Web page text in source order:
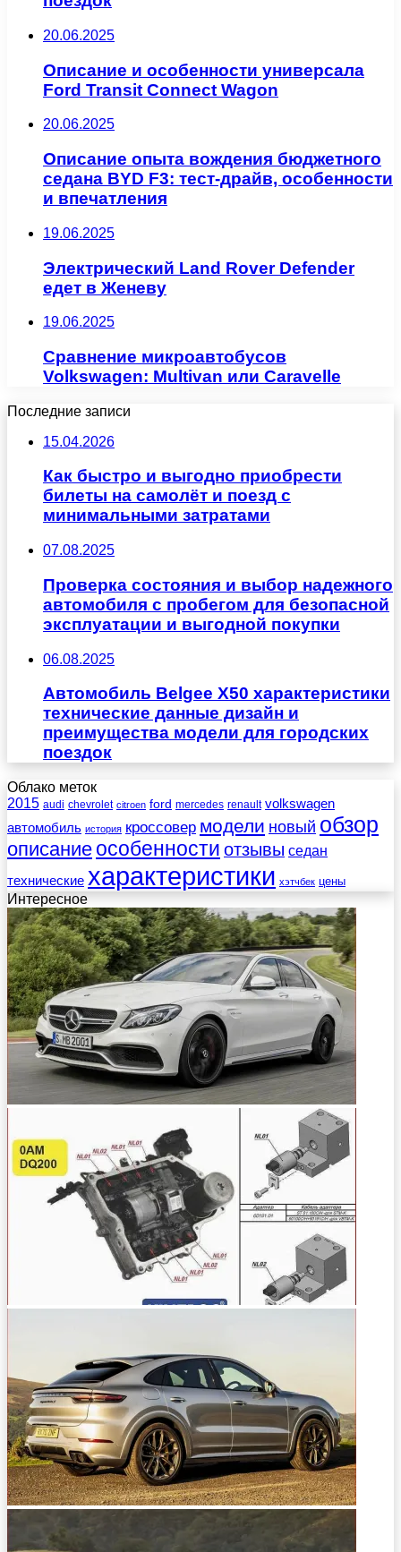
20.06.2025
Описание и особенности универсала
Ford Transit Connect Wagon
20.06.2025
Описание опыта вождения бюджетного
седана BYD F3: тест-драйв, особенности
и впечатления
19.06.2025
Электрический Land Rover Defender
едет в Женеву
19.06.2025
Сравнение микроавтобусов
Volkswagen: Multivan или Caravelle
Последние записи
15.04.2026
Как быстро и выгодно приобрести
билеты на самолёт и поезд с
минимальными затратами
07.08.2025
Проверка состояния и выбор надежного
автомобиля с пробегом для безопасной
эксплуатации и выгодной покупки
06.08.2025
Автомобиль Belgee X50 характеристики
технические данные дизайн и
преимущества модели для городских
поездок
Облако меток
2015 audi chevrolet citroen ford mercedes renault volkswagen
автомобиль история кроссовер модели новый обзор
описание особенности отзывы седан
технические характеристики хэтчбек цены
Интересное